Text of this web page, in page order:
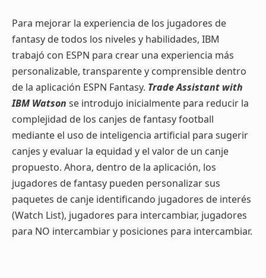
Para mejorar la experiencia de los jugadores de
fantasy de todos los niveles y habilidades, IBM
trabajó con ESPN para crear una experiencia más
personalizable, transparente y comprensible dentro
de la aplicación ESPN Fantasy. Trade Assistant with
IBM Watson se introdujo inicialmente para reducir la
complejidad de los canjes de fantasy football
mediante el uso de inteligencia artificial para sugerir
canjes y evaluar la equidad y el valor de un canje
propuesto. Ahora, dentro de la aplicación, los
jugadores de fantasy pueden personalizar sus
paquetes de canje identificando jugadores de interés
(Watch List), jugadores para intercambiar, jugadores
para NO intercambiar y posiciones para intercambiar.